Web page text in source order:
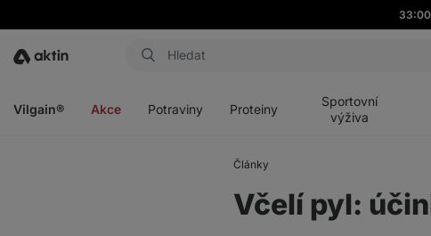
Aktin
Vilgain® Akce Potraviny Proteiny
Sportovní
výživa
Články
Včelí pyl: